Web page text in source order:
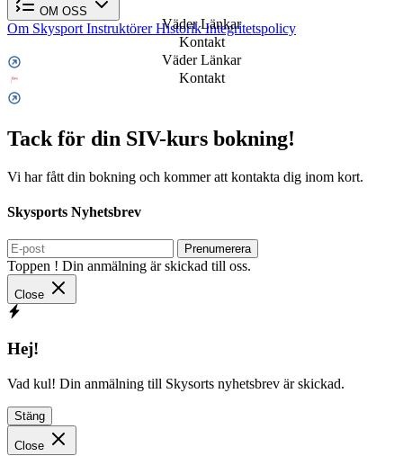
OM OSS
Om Skysport InstruktörerHistorikIntegritetspolicy
Väder Länkar
Kontakt
Väder Länkar
Kontakt
Tack för din SIV-kurs bokning!
Vi har fått din bokning och kommer att kontakta dig inom kort.
Skysports Nyhetsbrev
Prenumerera
Toppen ! Din anmälning är skickad till oss.
Close
Hej!
Vad kul! Din anmälning till Skysorts nyhetsbrev är skickad.
Stäng
Close